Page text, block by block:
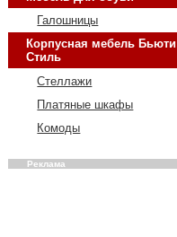
Галошницы
Корпусная мебель Бьюти
Стиль
Стеллажи
Платяные шкафы
Комоды
Реклама